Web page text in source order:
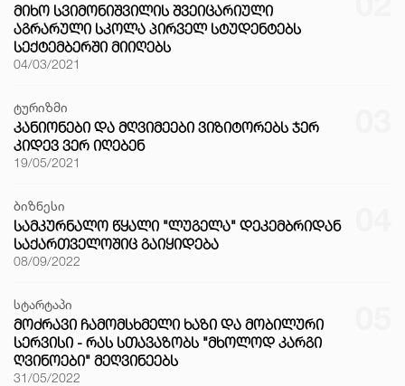
ᲛᲘᲮᲝ ᲡᲕᲘᲛᲝᲜᲘᲨᲕᲘᲚᲘᲡ ᲨᲕᲔᲘᲪᲐᲠᲘᲣᲚᲘ
ᲐᲒᲠᲐᲠᲣᲚᲘ ᲡᲙᲝᲚᲐ ᲞᲘᲠᲕᲔᲚ ᲡᲢᲣᲓᲔᲜᲢᲔᲑᲡ
ᲡᲔᲥᲢᲔᲛᲑᲔᲠᲨᲘ ᲛᲘᲘᲦᲔᲑᲡ
04/03/2021
ტურიზმი
ᲙᲐᲜᲘᲝᲜᲔᲑᲘ ᲓᲐ ᲛᲦᲕᲘᲛᲔᲔᲑᲘ ᲕᲘᲖᲘᲢᲝᲠᲔᲑᲡ ᲯᲔᲠ
ᲙᲘᲓᲔᲕ ᲕᲔᲠ ᲘᲦᲔᲑᲔᲜ
19/05/2021
ბიზნესი
ᲡᲐᲛᲙᲣᲠᲜᲐᲚᲝ ᲬᲧᲐᲚᲘ "ᲚᲣᲒᲔᲚᲐ" ᲓᲔᲙᲔᲛᲑᲠᲘᲓᲐᲜ
ᲡᲐᲥᲐᲠᲗᲕᲔᲚᲝᲨᲘᲪ ᲒᲐᲘᲧᲘᲓᲔᲑᲐ
08/09/2022
სტარტაპი
ᲛᲝᲫᲠᲐᲕᲘ ᲩᲐᲛᲝᲛᲡᲮᲛᲔᲚᲘ ᲮᲐᲖᲘ ᲓᲐ ᲛᲝᲑᲘᲚᲣᲠᲘ
ᲡᲔᲠᲕᲘᲡᲘ - ᲠᲐᲡ ᲡᲗᲐᲕᲐᲖᲝᲑᲡ "ᲛᲮᲝᲚᲝᲓ ᲙᲐᲠᲒᲘ
ᲦᲕᲘᲜᲝᲔᲑᲘ" ᲛᲔᲦᲕᲘᲜᲔᲔᲑᲡ
31/05/2022